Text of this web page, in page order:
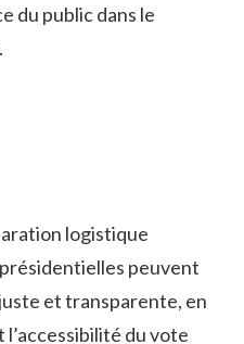
du public dans le
logistique
peuvent
et transparente, en
du vote